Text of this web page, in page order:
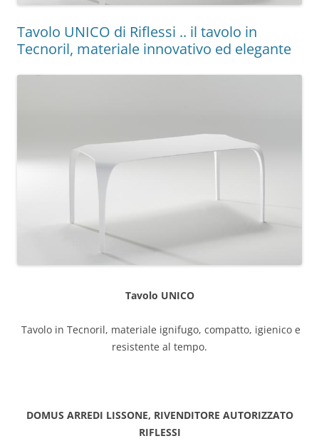
Tavolo UNICO di Riflessi .. il tavolo in
Tecnoril, materiale innovativo ed elegante
Tavolo UNICO
Tavolo in Tecnoril, materiale ignifugo, compatto, igienico e
resistente al tempo.
DOMUS ARREDI LISSONE, RIVENDITORE AUTORIZZATO
RIFLESSI